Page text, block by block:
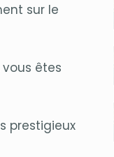
sur le
vous êtes
prestigieux